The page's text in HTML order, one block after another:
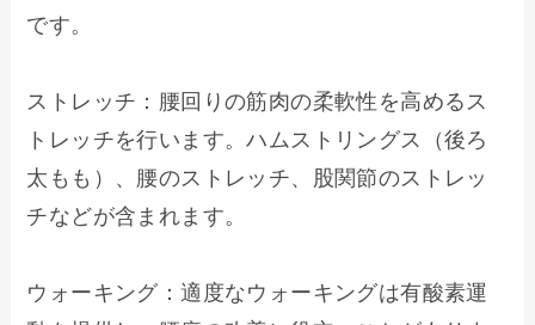
です。
ストレッチ：腰回りの筋肉の柔軟性を高めるス
トレッチを行います。ハムストリングス（後ろ
太もも）、腰のストレッチ、股関節のストレッ
チなどが含まれます。
ウォーキング：適度なウォーキングは有酸素運